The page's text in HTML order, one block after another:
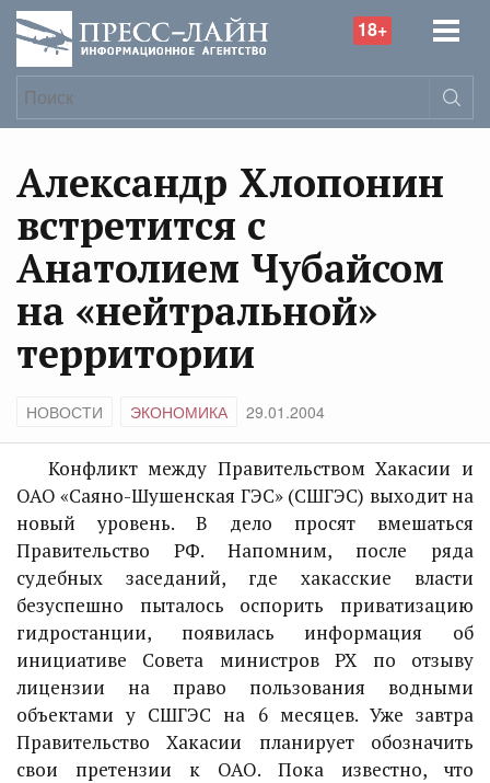
18+
Александр Хлопонин
встретится с
Анатолием Чубайсом
на «нейтральной»
территории
НОВОСТИ ЭКОНОМИКА 29.01.2004
Конфликт между Правительством Хакасии и
ОАО «Саяно-Шушенская ГЭС» (СШГЭС) выходит на
новый уровень. В дело просят вмешаться
Правительство РФ. Напомним, после ряда
судебных заседаний, где хакасские власти
безуспешно пыталось оспорить приватизацию
гидростанции, появилась информация об
инициативе Совета министров РХ по отзыву
лицензии на право пользования водными
объектами у СШГЭС на 6 месяцев. Уже завтра
Правительство Хакасии планирует обозначить
свои претензии к ОАО. Пока известно, что